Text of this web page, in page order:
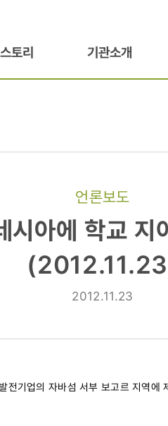
스토리 기관소개
언론보도
아에 학교 지
2012.11.23
기업의 자바섬 서부 보고르 지역에